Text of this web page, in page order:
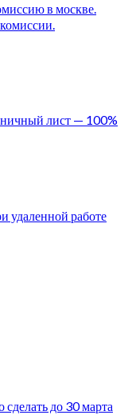
в москве.
лист — 100%
удаленной работе
до 30 марта